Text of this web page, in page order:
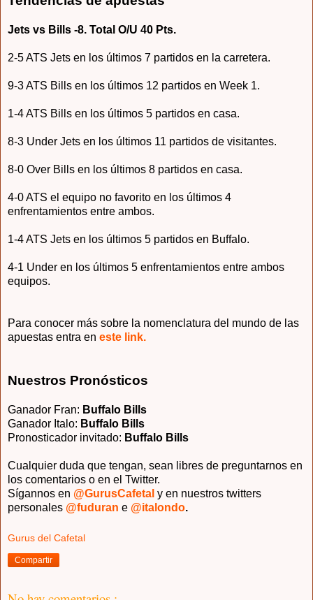
Jets vs Bills -8. Total O/U 40 Pts.
2-5 ATS Jets en los últimos 7 partidos en la carretera.
9-3 ATS Bills en los últimos 12 partidos en Week 1.
1-4 ATS Bills en los últimos 5 partidos en casa.
8-3 Under Jets en los últimos 11 partidos de visitantes.
8-0 Over Bills en los últimos 8 partidos en casa.
4-0 ATS el equipo no favorito en los últimos 4
enfrentamientos entre ambos.
1-4 ATS Jets en los últimos 5 partidos en Buffalo.
4-1 Under en los últimos 5 enfrentamientos entre ambos
equipos.
Para conocer más sobre la nomenclatura del mundo de las
apuestas entra en este link.
Nuestros Pronósticos
Ganador Fran: Buffalo Bills
Ganador Italo: Buffalo Bills
Pronosticador invitado: Buffalo Bills
Cualquier duda que tengan, sean libres de preguntarnos en
los comentarios o en el Twitter.
Sígannos en @GurusCafetal y en nuestros twitters
personales @fuduran e @italondo.
Gurus del Cafetal
Compartir